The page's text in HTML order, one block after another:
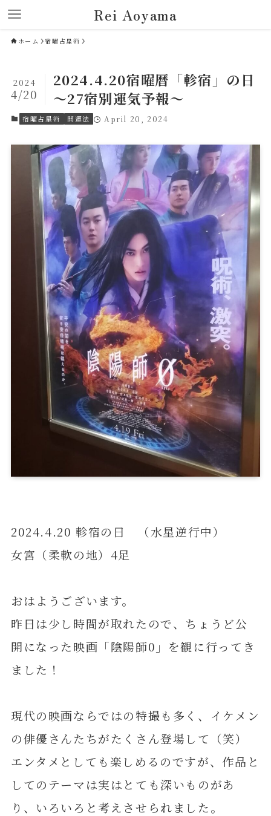
Rei Aoyama
ホーム 宿曜占星術
2024.4.20宿曜暦「軫宿」の日
～27宿別運気予報～
2024
4/20
宿曜占星術 開運法 April 20, 2024
2024.4.20 軫宿の日 （水星逆行中）
女宮（柔軟の地）4足
おはようございます。
昨日は少し時間が取れたので、ちょうど公
開になった映画「陰陽師0」を観に行ってき
ました！
現代の映画ならではの特撮も多く、イケメン
の俳優さんたちがたくさん登場して（笑）
エンタメとしても楽しめるのですが、作品と
してのテーマは実はとても深いものがあ
り、いろいろと考えさせられました。